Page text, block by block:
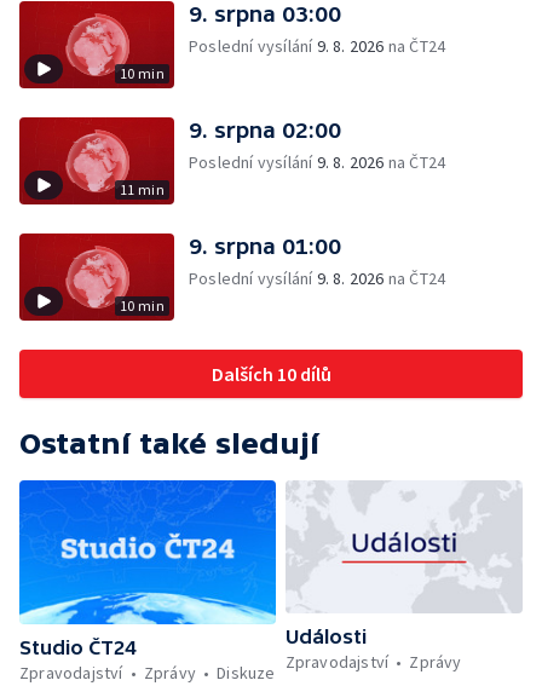
10 min
9. srpna 03:00
Poslední vysílání9. 8. 2026 na ČT24
11 min
9. srpna 02:00
Poslední vysílání9. 8. 2026 na ČT24
10 min
9. srpna 01:00
Poslední vysílání9. 8. 2026 na ČT24
Dalších 10 dílů
Ostatní také sledují
Studio ČT24
Zpravodajství
Zprávy Diskuze
Události
Zpravodajství
Zprávy